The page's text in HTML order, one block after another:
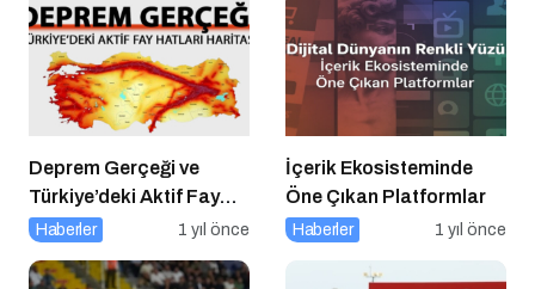
Deprem Gerçeği ve
Türkiye’deki Aktif Fay
Hatları (Tüm Şehirler)
Haberler 1 yıl önce
İçerik Ekosisteminde
Öne Çıkan Platformlar
Haberler 1 yıl önce